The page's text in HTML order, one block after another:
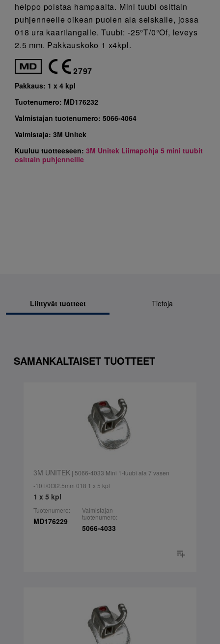
helppo poistaa hampaalta. Mini tuubi osittain
puhjenneelle oikean puolen ala seiskalle, jossa
018 ura kaarilangalle. Tuubi: -25°T/0°Of, leveys
2.5 mm. Pakkauskoko 1 x4kpl.
2797
Pakkaus: 1 x 4 kpl
Tuotenumero: MD176232
Valmistajan tuotenumero: 5066-4064
Valmistaja: 3M Unitek
Kuuluu tuotteeseen: 3M Unitek Liimapohja 5 mini tuubit
osittain puhjenneille
Liittyvät tuotteet Tietoja
SAMANKALTAISET TUOTTEET
3M UNITEK| 5066-4033 Mini 1-tuubi ala 7 vasen
-10T/0Of2.5mm 018 1 x 5 kpl
1 x 5 kpl
Tuotenumero:
MD176229
Valmistajan
tuotenumero:
5066-4033